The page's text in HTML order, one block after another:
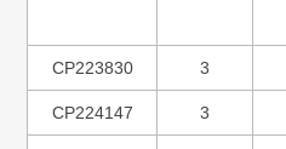
CP223830 3
CP224147 3